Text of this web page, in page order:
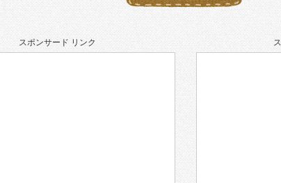
スポンサード リンク